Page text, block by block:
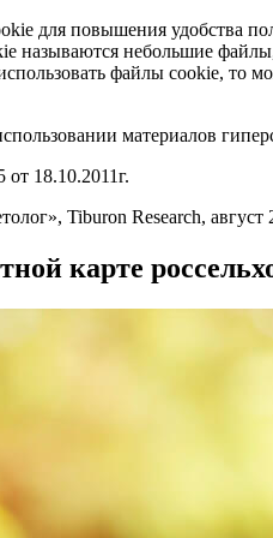
для повышения удобства
называются небольшие
файлы cookie, то
материалов
18.10.2011г.
Tiburon Research, август
карте